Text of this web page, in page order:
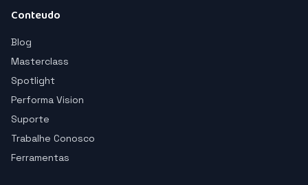
Conteudo
Blog
Masterclass
Spotlight
Performa Vision
Suporte
Trabalhe Conosco
Ferramentas